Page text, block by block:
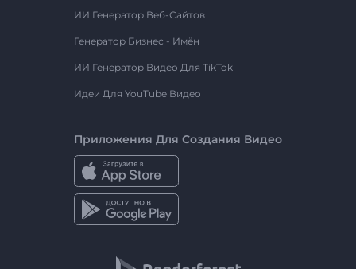
ИИ Генератор Веб-Сайтов
Генератор Бизнес - Имён
ИИ Генератор Видео Для TikTok
Идеи Для YouTube Видео
Приложения Для Создания Видео